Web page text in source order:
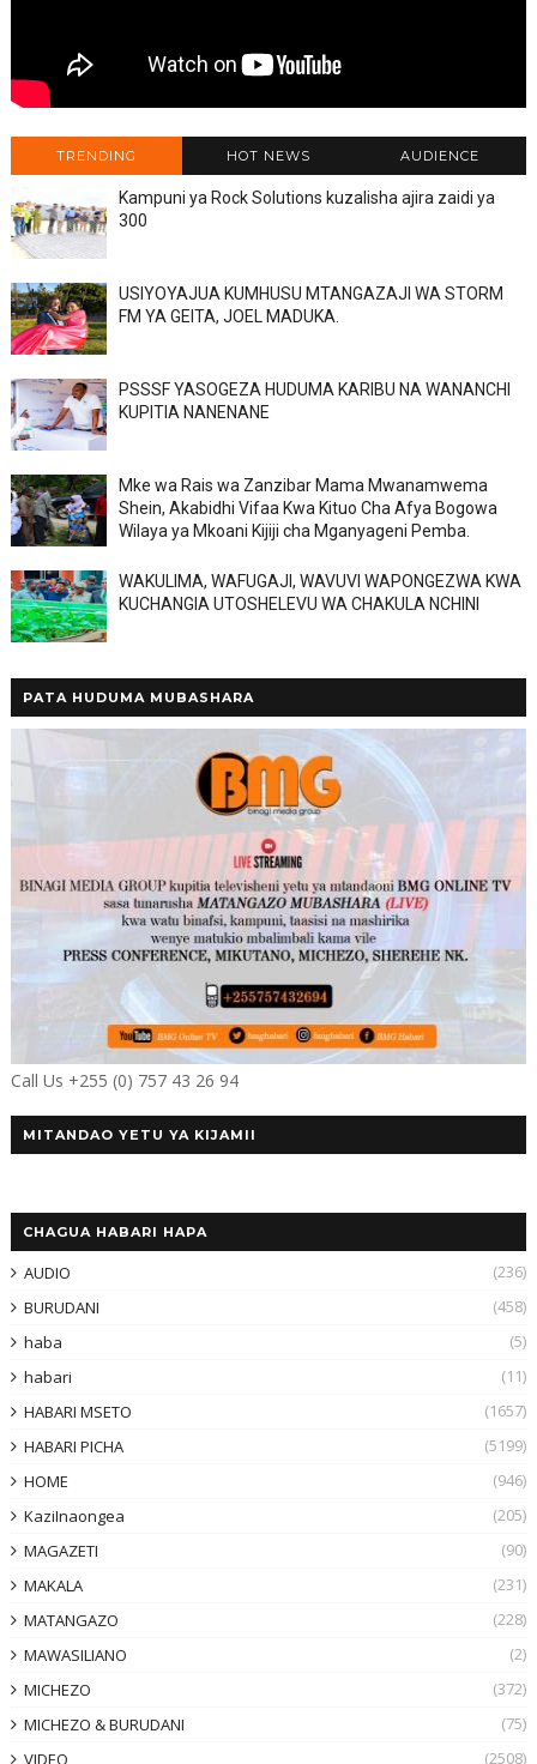
TRENDING HOT NEWS AUDIENCE
Kampuni ya Rock Solutions kuzalisha ajira zaidi ya
300
USIYOYAJUA KUMHUSU MTANGAZAJI WA STORM
FM YA GEITA, JOEL MADUKA.
PSSSF YASOGEZA HUDUMA KARIBU NA WANANCHI
KUPITIA NANENANE
Mke wa Rais wa Zanzibar Mama Mwanamwema
Shein, Akabidhi Vifaa Kwa Kituo Cha Afya Bogowa
Wilaya ya Mkoani Kijiji cha Mganyageni Pemba.
WAKULIMA, WAFUGAJI, WAVUVI WAPONGEZWA KWA
KUCHANGIA UTOSHELEVU WA CHAKULA NCHINI
PATA HUDUMA MUBASHARA
Call Us +255 (0) 757 43 26 94
MITANDAO YETU YA KIJAMII
CHAGUA HABARI HAPA
AUDIO
(236)
BURUDANI
(458)
haba
(5)
habari
(11)
HABARI MSETO
(1657)
HABARI PICHA
(5199)
HOME
(946)
KaziInaongea
(205)
MAGAZETI
(90)
MAKALA
(231)
MATANGAZO
(228)
MAWASILIANO
(2)
MICHEZO
(372)
MICHEZO & BURUDANI
(75)
VIDEO
(2508)